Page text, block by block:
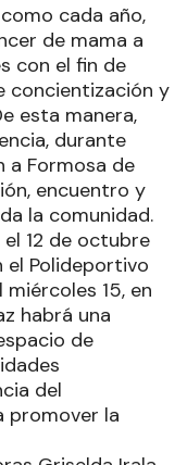
cada año,
de mama a
con el fin de
concientización y
esta manera,
durante
a Formosa de
encuentro y
la comunidad.
12 de octubre
el Polideportivo
miércoles 15, en
habrá una
de
del
promover la